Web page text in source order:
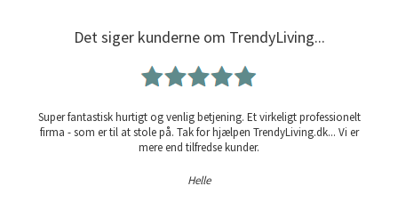
Det siger kunderne om TrendyLiving...
Super fantastisk hurtigt og venlig betjening. Et virkeligt professionelt
firma - som er til at stole på. Tak for hjælpen TrendyLiving.dk... Vi er
mere end tilfredse kunder.
Helle